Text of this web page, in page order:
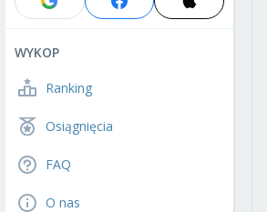
WYKOP
Ranking
Osiągnięcia
FAQ
O nas